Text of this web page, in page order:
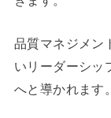
品質マネジメン
いリーダーシッ
へと導かれます。